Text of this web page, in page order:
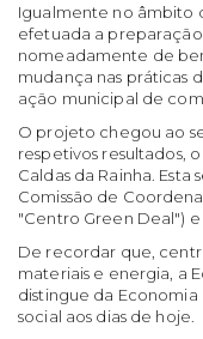
Igualmente no âmbito
efetuada a
nomeadamente de
mudança nas práticas
ação municipal de
O projeto chegou ao
respetivos resultados,
Caldas da Rainha.
Comissão de
"Centro Green Deal")
De recordar que,
materiais e energia, a
distingue da
social aos dias de hoje.